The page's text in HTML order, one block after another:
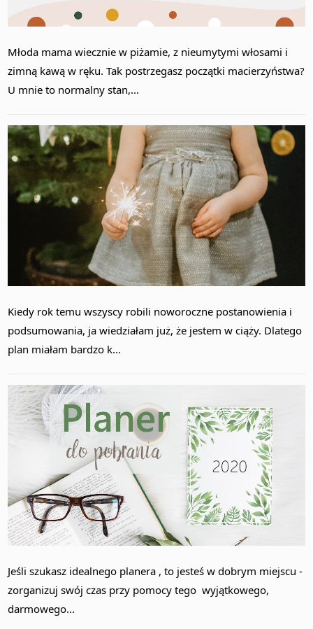
Młoda mama wiecznie w piżamie, z nieumytymi włosami i
zimną kawą w ręku. Tak postrzegasz początki macierzyństwa?
U mnie to normalny stan,...
Kiedy rok temu wszyscy robili noworoczne postanowienia i
podsumowania, ja wiedziałam już, że jestem w ciąży. Dlatego
plan miałam bardzo k...
Jeśli szukasz idealnego planera , to jesteś w dobrym miejscu -
zorganizuj swój czas przy pomocy tego wyjątkowego,
darmowego...